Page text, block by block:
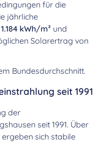
für die
jährliche
1.184 kWh/m² und
Solarertrag von
Bundesdurchschnitt.
seit 1991
der
seit 1991. Über
sich stabile